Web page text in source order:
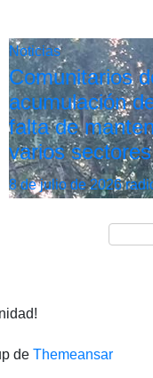
Noticias
Comunitarios
acumulación
falta de
varios
8 de julio de 2026
de Themeansar